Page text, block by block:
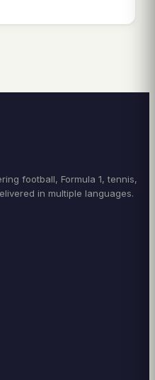
football, Formula 1, tennis,
in multiple languages.